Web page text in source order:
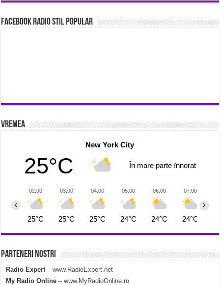
Facebook Radio Stil Popular
Vremea
New York City
25°C În mare parte înnorat
02:00
25°C
03:00
25°C
04:00
25°C
05:00
24°C
06:00
24°C
07:00
24°C
‹ ›
Parteneri Nostri
Radio Expert –www.RadioExpert.net
My Radio Online –www.MyRadioOnline.ro